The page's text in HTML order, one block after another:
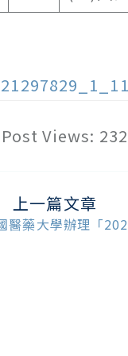
Post Views: 232
上一篇文章
醫藥大學辦理「